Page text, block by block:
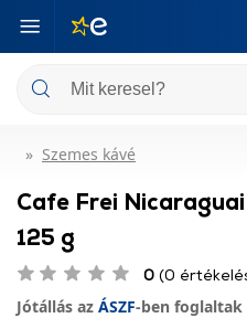
Szemes kávé
Cafe Frei
125 g
0 (0
Jótállás az ÁSZF-ben foglaltak